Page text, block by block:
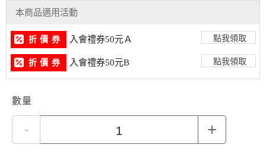
本商品適用活動
折 價 券 入會禮券50元Ａ 點我領取
折 價 券 入會禮券50元B 點我領取
數量
- +